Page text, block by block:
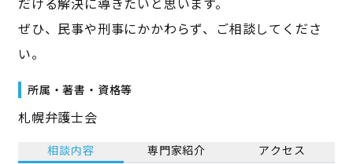
ぜひ、民事や刑事にかかわらず、ご相談してくださ
い。
所属・著書・資格等
札幌弁護士会
相談内容 専門家紹介 アクセス